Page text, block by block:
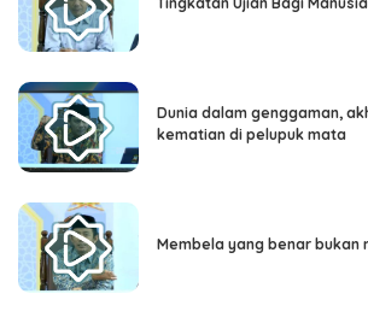
Dunia dalam genggaman,
kematian di pelupuk mata
Membela yang benar bukan